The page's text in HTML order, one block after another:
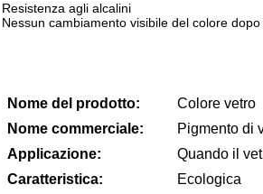
Resistenza agli alcalini
Nessun cambiamento visibile del colore
Nome del prodotto:
Colore vetro
Nome commerciale:
Pigmento di
Applicazione:
Quando il
Caratteristica:
Ecologica